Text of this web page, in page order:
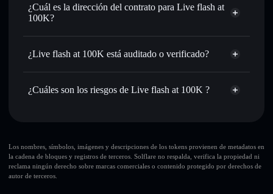
Enviar de forma privada
: transferir FLASH@100K sin
privacidad integrado de Solflare
Hacer un seguimiento en tiempo real: monitorizar el
FLASH@100K
Holdear de forma segura : almacenar FLASH@100K en
¿Cuál es la dirección del contrato para Live flash at
100K?
Live flash at
BJgJdz6LBK5KjWaJUYsUFAXHZpNFdxyCqiKb4iDmpump
FLASH@100K cartera Solflare
¿Live flash at 100K está auditado o verificado?
Live flash at 100K no está verificado actualmente
¿Cuáles son los riesgos de Live flash at 100K ?
Descargo de responsabilidad: Esta información tiene
Los nombres, símbolos, imágenes y descripciones de los tokens provienen de metadatos en
la cadena de bloques y registros de terceros. Solflare no respalda, verifica la propiedad ni
reclama ningún derecho sobre marcas comerciales o contenido protegido por derechos de
autor de terceros.